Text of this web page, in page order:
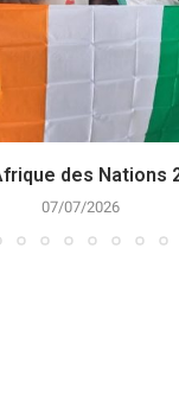
des Nations
07/07/2026